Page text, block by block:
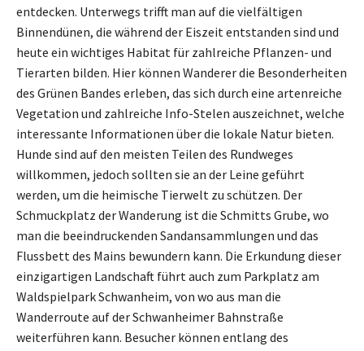
entdecken. Unterwegs trifft man auf die vielfältigen
Binnendünen, die während der Eiszeit entstanden sind und
heute ein wichtiges Habitat für zahlreiche Pflanzen- und
Tierarten bilden. Hier können Wanderer die Besonderheiten
des Grünen Bandes erleben, das sich durch eine artenreiche
Vegetation und zahlreiche Info-Stelen auszeichnet, welche
interessante Informationen über die lokale Natur bieten.
Hunde sind auf den meisten Teilen des Rundweges
willkommen, jedoch sollten sie an der Leine geführt
werden, um die heimische Tierwelt zu schützen. Der
Schmuckplatz der Wanderung ist die Schmitts Grube, wo
man die beeindruckenden Sandansammlungen und das
Flussbett des Mains bewundern kann. Die Erkundung dieser
einzigartigen Landschaft führt auch zum Parkplatz am
Waldspielpark Schwanheim, von wo aus man die
Wanderroute auf der Schwanheimer Bahnstraße
weiterführen kann. Besucher können entlang des